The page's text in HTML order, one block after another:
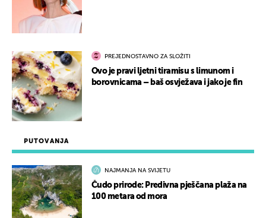
PUTOVANJA
NAJMANJA NA SVIJETU
Čudo prirode: Predivna pješčana plaža na
100 metara od mora
PREJEDNOSTAVNO ZA SLOŽITI
Ovo je pravi ljetni tiramisu s limunom i
borovnicama – baš osvježava i jako je fin